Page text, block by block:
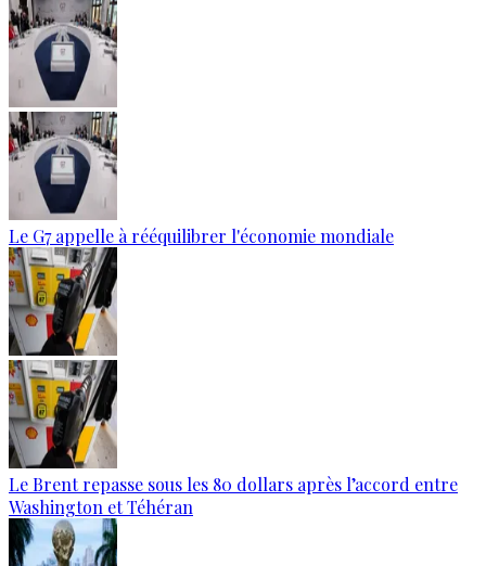
Le G7 appelle à rééquilibrer l'économie mondiale
Le Brent repasse sous les 80 dollars après l’accord entre
Washington et Téhéran